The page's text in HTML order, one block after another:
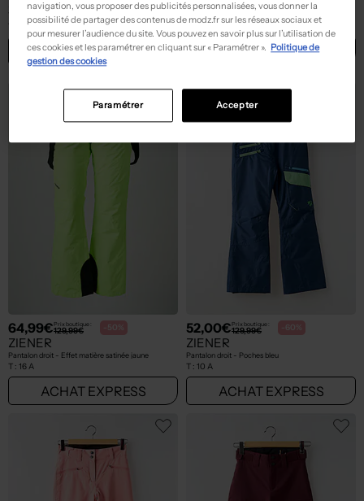
Top - Manches longues violet
10 A
ACHAT EXPRESS
Sweat-shirt à capuche - Col v noir
ACHAT EXPRESS
64,99€Prix boutique :
129,99€ -50%
ZIENER
Pantalon droit - Effet matière satinée jaune
T : 16 A
ACHAT EXPRESS
52,00€Prix boutique :
129,99€ -60%
ZIENER
Pantalon droit - Poches bleu
T : 10 A
ACHAT EXPRESS
navigation, vous proposer des publicités personnalisées, vous donner la
possibilité de partager des contenus de modz.fr sur les réseaux sociaux et
pour mesurer l’audience du site. Vous pouvez en savoir plus sur l’utilisation de
ces cookies et les paramétrer en cliquant sur « Paramétrer ». Politique de
gestion des cookies
Accepter
Paramétrer